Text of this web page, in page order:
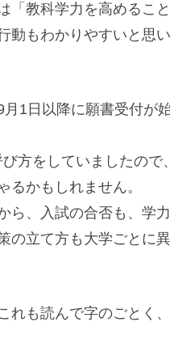
「教科学力を高めるこ
動もわかりやすいと思い
月1日以降に願書受付が
方をしていましたの
るかもしれません。
ら、入試の合否も、
の立て方も大学ごとに
れも読んで字のごとく